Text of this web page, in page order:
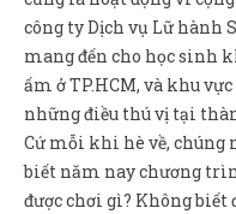
Liên hệ
công ty Dịch vụ Lữ
mang đến cho học sinh
ấm ở TP.HCM, và khu
những điều thú vị tại
Cứ mỗi khi hè về,
biết năm nay chương
được chơi gì? Không biết